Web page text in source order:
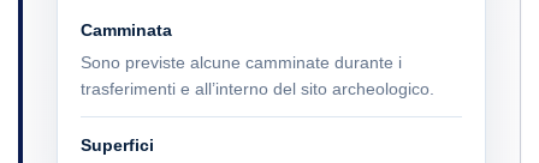
Camminata
Sono previste alcune camminate durante i
trasferimenti e all’interno del sito archeologico.
Superfici